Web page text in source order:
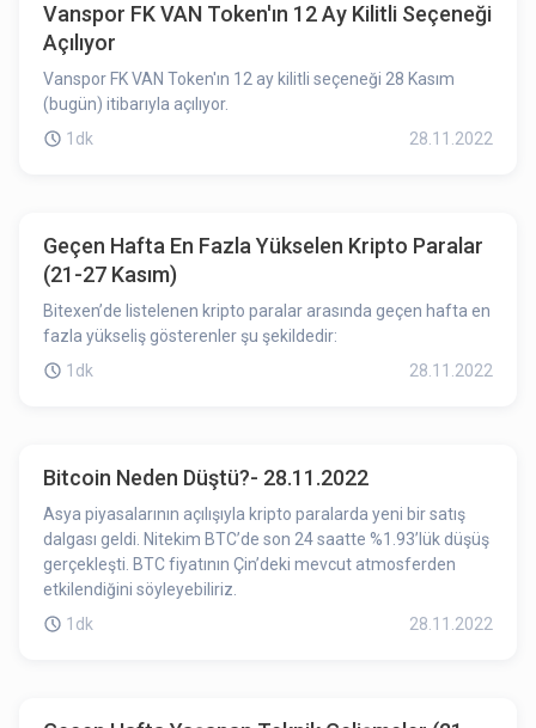
Vanspor FK VAN Token'ın 12 Ay Kilitli Seçeneği
Açılıyor
Vanspor FK VAN Token'ın 12 ay kilitli seçeneği 28 Kasım
(bugün) itibarıyla açılıyor.
1dk
28.11.2022
Geçen Hafta En Fazla Yükselen Kripto Paralar
(21-27 Kasım)
Bitexen’de listelenen kripto paralar arasında geçen hafta en
fazla yükseliş gösterenler şu şekildedir:
1dk
28.11.2022
Bitcoin Neden Düştü?- 28.11.2022
Asya piyasalarının açılışıyla kripto paralarda yeni bir satış
dalgası geldi. Nitekim BTC’de son 24 saatte %1.93’lük düşüş
gerçekleşti. BTC fiyatının Çin’deki mevcut atmosferden
etkilendiğini söyleyebiliriz.
1dk
28.11.2022